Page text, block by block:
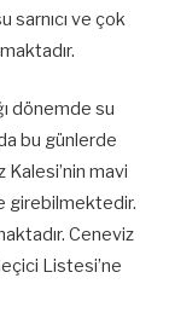
sarnıcı ve çok
dönemde su
bu günlerde
Kalesi’nin mavi
girebilmektedir.
Ceneviz
Listesi’ne